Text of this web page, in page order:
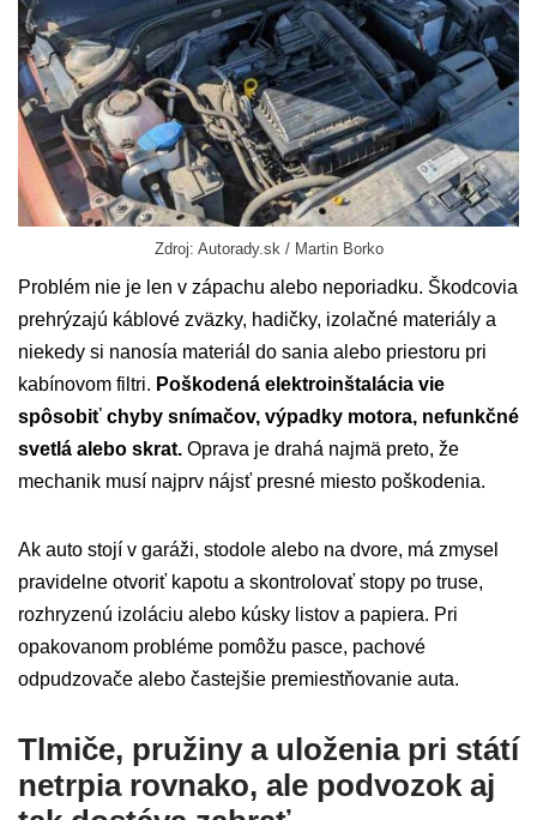
Zdroj: Autorady.sk / Martin Borko
Problém nie je len v zápachu alebo neporiadku. Škodcovia
prehrýzajú káblové zväzky, hadičky, izolačné materiály a
niekedy si nanosía materiál do sania alebo priestoru pri
kabínovom filtri. Poškodená elektroinštalácia vie
spôsobiť chyby snímačov, výpadky motora, nefunkčné
svetlá alebo skrat. Oprava je drahá najmä preto, že
mechanik musí najprv nájsť presné miesto poškodenia.
Ak auto stojí v garáži, stodole alebo na dvore, má zmysel
pravidelne otvoriť kapotu a skontrolovať stopy po truse,
rozhryzenú izoláciu alebo kúsky listov a papiera. Pri
opakovanom probléme pomôžu pasce, pachové
odpudzovače alebo častejšie premiestňovanie auta.
Tlmiče, pružiny a uloženia pri státí
netrpia rovnako, ale podvozok aj